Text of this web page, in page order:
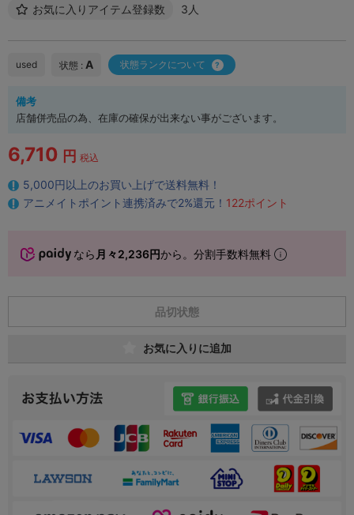
お気に入りアイテム登録数 3人
used 状態 : A 状態ランクについて
備考
店舗併売品の為、在庫の確保が出来ない事がございます。
6,710 円 税込
5,000円以上のお買い上げで送料無料！
アニメイトポイント連携済みで2%還元！ 122ポイント
なら 月々2,236円から。分割手数料無料
品切状態
お気に入りに追加